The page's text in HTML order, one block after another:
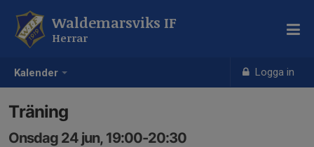
Kalender Logga in
Waldemarsviks IF
Herrar
Träning
Onsdag 24 jun, 19:00-20:30